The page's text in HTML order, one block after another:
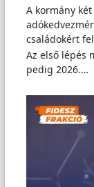
A kormány
családokért
Az első lépés
pedig 2026.…